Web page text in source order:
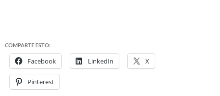
COMPARTE ESTO:
Facebook LinkedIn X
Pinterest